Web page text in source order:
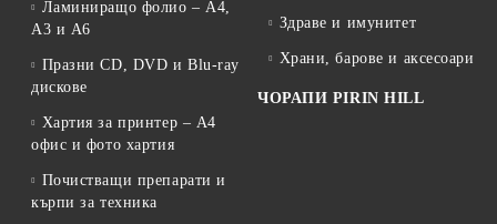
Ламиниращо фолио – A4,
A3 и A6
Празни CD, DVD и Blu-ray
дискове
Хартия за принтер – A4
офис и фото хартия
Почистващи препарати и
кърпи за техника
Здраве и имунитет
Храни, барове и аксесоари
ЧОРАПИ PIRIN HILL